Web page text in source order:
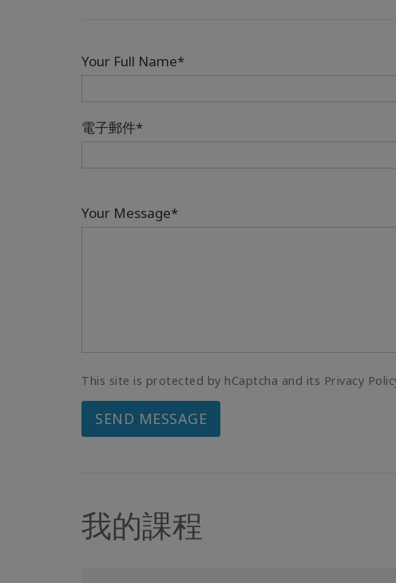
Your Full Name*
電子郵件*
Your Message*
This site is protected by hCaptcha and its Privacy
SEND MESSAGE
我的課程